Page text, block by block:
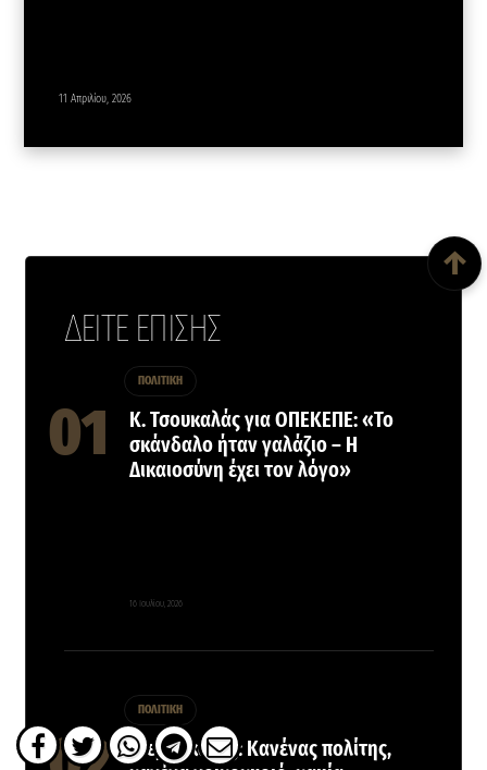
11 Απριλίου, 2026
ΔΕΙΤΕ ΕΠΙΣΗΣ
ΠΟΛΙΤΙΚΗ
Κ. Τσουκαλάς για ΟΠΕΚΕΠΕ: «Το
σκάνδαλο ήταν γαλάζιο – Η
Δικαιοσύνη έχει τον λόγο»
16 Ιουλίου, 2026
ΠΟΛΙΤΙΚΗ
Πιερρακάκης: Κανένας πολίτης,
↑